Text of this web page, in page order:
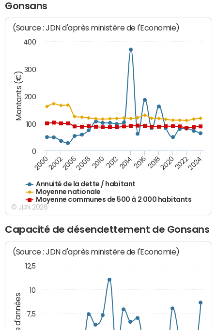
Gonsans
Montants (€)
(Source : JDN d'après ministère de l'Economie)
Annuité de la dette / habitant
Moyenne nationale
Moyenne communes de 500 à 2 000 habitants
200020022006200820102012201420162018202020222024
0
100
200
300
400
© JDN 2026
Capacité de désendettement de Gonsans
(Source : JDN d'après ministère de l'Economie)
7,5
10
12,5